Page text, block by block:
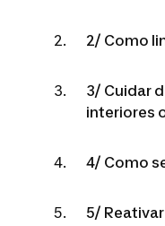
2/ Como
3/ Cuidar
interiores
4/ Como
5/